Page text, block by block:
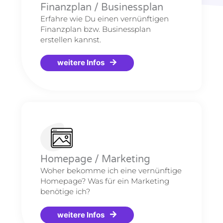
Finanzplan / Businessplan
Erfahre wie Du einen vernünftigen
Finanzplan bzw. Businessplan
erstellen kannst.
weitere Infos
Homepage / Marketing
Woher bekomme ich eine vernünftige
Homepage? Was für ein Marketing
benötige ich?
weitere Infos